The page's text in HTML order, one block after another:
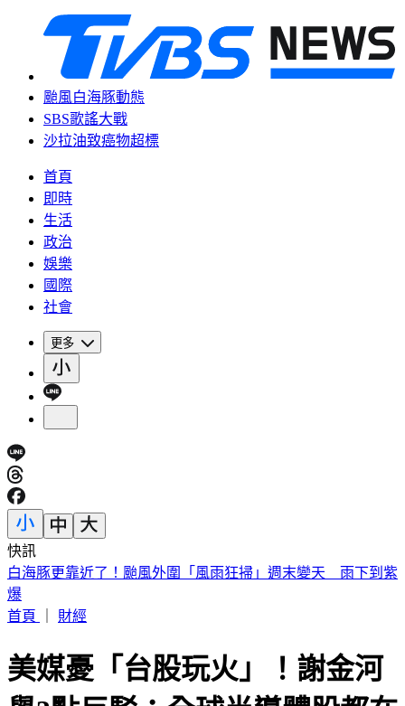
颱風白海豚動態
SBS歌謠大戰
沙拉油致癌物超標
首頁
即時
生活
政治
娛樂
國際
社會
更多
快訊
南港瑪莎拉蒂撞路邊車輛！駕駛肇逃留「喪屍菸彈」
首頁
美媒憂「台股玩火」！謝金河
舉3點反駁：全球半導體股都在